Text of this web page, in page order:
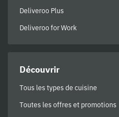
Deliveroo Plus
Deliveroo for Work
Découvrir
Tous les types de cuisine
Toutes les offres et promotions